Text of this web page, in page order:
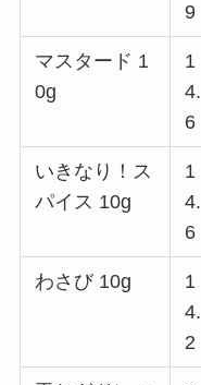
9
マスタード 1
0g
1
4.
6
いきなり！ス
パイス 10g
1
4.
6
わさび 10g
1
4.
2